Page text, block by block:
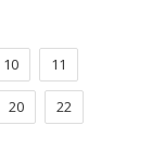
10 11
20 22